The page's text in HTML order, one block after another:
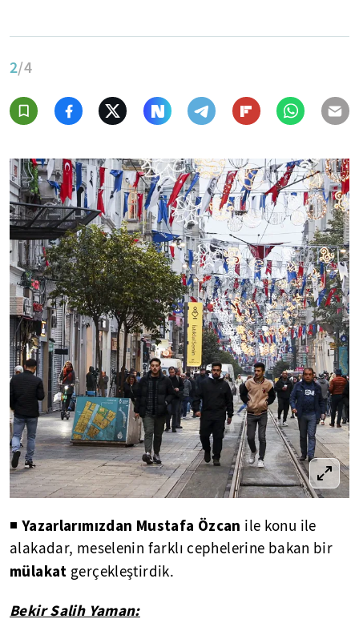
2/4
◾ Yazarlarımızdan Mustafa Özcan ile konu ile
alakadar, meselenin farklı cephelerine bakan bir
mülakat gerçekleştirdik.
Bekir Salih Yaman: